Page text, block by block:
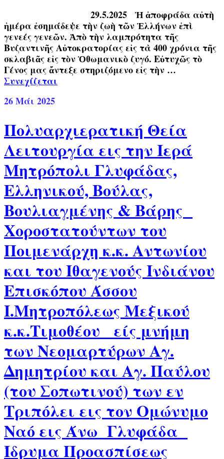
29.5.2025 Ἡ ἀποφράδα αὐτὴ
ἡμέρα ἐσημάδεψε τὴν ζωὴ τῶν Ἑλλήνων ἐπὶ
γενεές γενεῶν. Ἀπὸ τὴν λαμπρότητα τῆς
Βυζαντινῆς Αὐτοκρατορίας εἰς τὰ 400 χρόνια τῆς
σκλαβιᾶς εἰς τὸν Ὀθωμανικὸ ζυγό. Εὐτυχῶς τὸ
Γένος μας ἄντεξε στηριζόμενο εἰς τὴν …
Συνεχίζεται
26Μάι 2025
Πολυαρχιερατική Θεία
Λειτουργία εις την Ιερά
Μητρόπολι Γλυφάδας,
Ελληνικού, Βούλας,
Βουλιαγμένης & Βάρης
Χοροστατούντων του
Ποιμενάρχη κ.κ. Αντωνίου
και του Ιθαγενούς Ινδιάνου
Επισκόπου Άσσου
Ι.Μητροπόλεως Μεξικού
κ.κ.Τιμοθέου είς μνήμη
των Νεομαρτύρων Αγ.
Δημητρίου και Αγ. Παύλου
(του Σοπωτινού) των εν
Τριπόλει εις τον Ομώνυμο
Ναό εις Άνω Γλυφάδα
Ίδρυμα Προασπίσεως